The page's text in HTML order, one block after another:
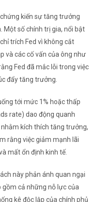
kiến sự tăng trưởng
Một số chính trị gia, nổi bật
trích Fed vì không cắt
và các cố vấn của ông như
Fed đã mắc lỗi trong việc
đẩy tăng trưởng.
tới mức 1% hoặc thấp
rate) dao động quanh
kích thích tăng trưởng,
rằng việc giảm mạnh lãi
mất ổn định kinh tế.
này phản ánh quan ngại
gồm cả những nỗ lực của
kê độc lập của chính phủ